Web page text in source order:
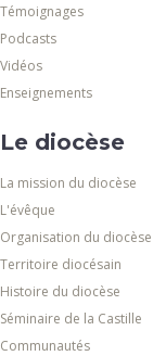
Témoignages
Podcasts
Vidéos
Enseignements
Le diocèse
La mission du diocèse
L'évêque
Organisation du diocèse
Territoire diocésain
Histoire du diocèse
Séminaire de la Castille
Communautés